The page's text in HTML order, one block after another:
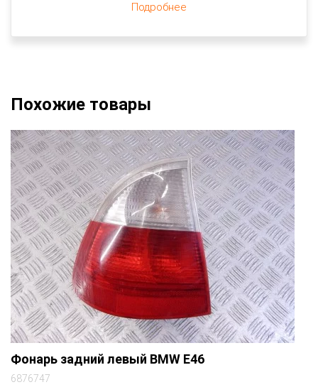
Подробнее
Похожие товары
Фонарь задний левый BMW E46
6876747